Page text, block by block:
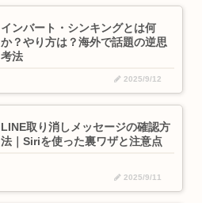
インバート・シンキングとは何
か？やり方は？海外で話題の逆思
考法
2025/9/12
LINE取り消しメッセージの確認方
法｜Siriを使った裏ワザと注意点
2025/9/11